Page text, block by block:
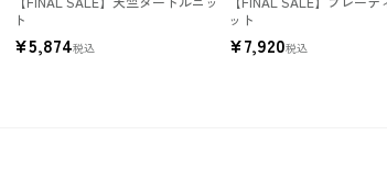
ト
¥5,874税込
ット
¥7,920税込